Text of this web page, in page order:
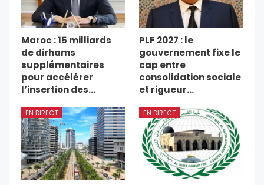
Maroc : 15 milliards
de dirhams
supplémentaires
pour accélérer
l’insertion des…
PLF 2027 : le
gouvernement fixe le
cap entre
consolidation sociale
et rigueur…
EN DIRECT EN DIRECT